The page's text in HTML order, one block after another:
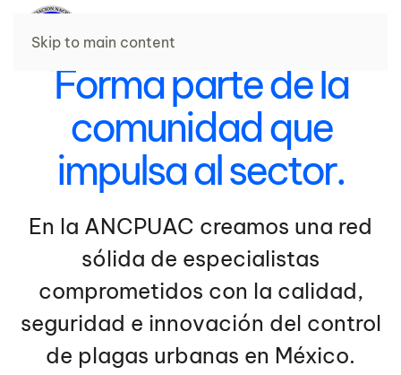
Skip to main content
Forma parte de la
comunidad que
impulsa al sector.
En la ANCPUAC creamos una red
sólida de especialistas
comprometidos con la calidad,
seguridad e innovación del control
de plagas urbanas en México.